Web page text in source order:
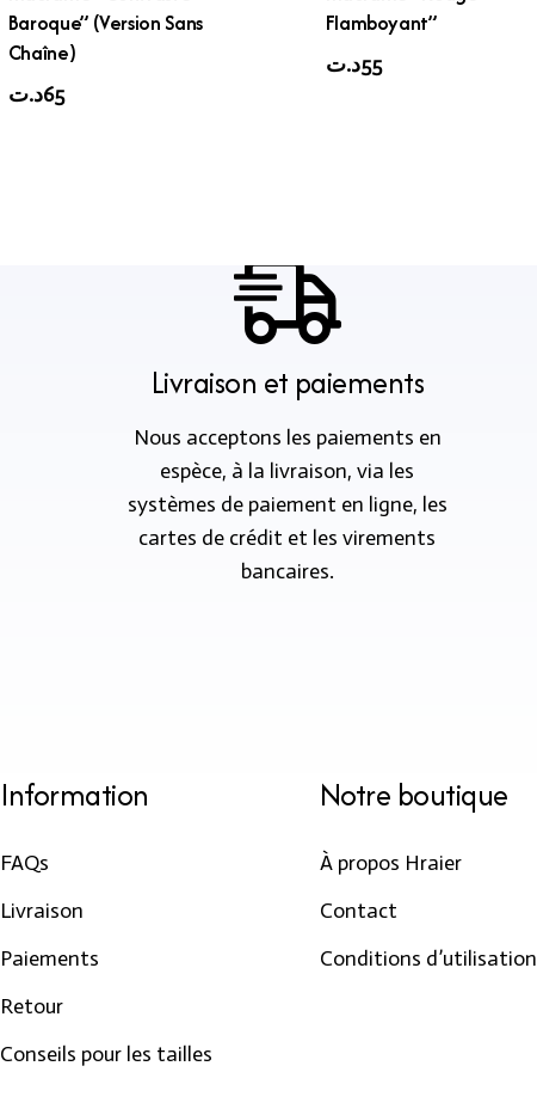
Baroque” (Version Sans
Chaîne)
65د.ت
Flamboyant”
55د.ت
Livraison et paiements
Nous acceptons les paiements en
espèce, à la livraison, via les
systèmes de paiement en ligne, les
cartes de crédit et les virements
bancaires.
Information
FAQs
Livraison
Paiements
Retour
Conseils pour les tailles
Notre boutique
À propos Hraier
Contact
Conditions d’utilisation